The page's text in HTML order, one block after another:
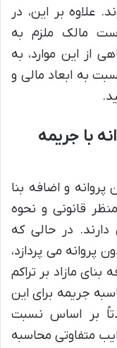
علاوه بر این، در
مالک ملزم به
از این موارد، به
به ابعاد مالی و
با جریمه
و اضافه بنا
قانونی و نحوه
در حالی که
بدون پروانه می پردازد،
اضافه بنای مازاد بر تراکم
جریمه برای این
بر اساس نسبت
متفاوتی محاسبه